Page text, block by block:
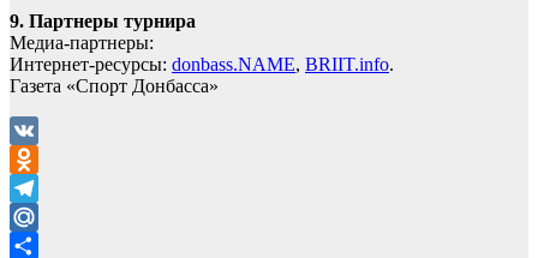
9. Партнеры турнира
Медиа-партнеры:
Интернет-ресурсы: donbass.NAME, BRIIT.info.
Газета «Спорт Донбасса»
VK
Odnoklassniki
Telegram
Mail.Ru